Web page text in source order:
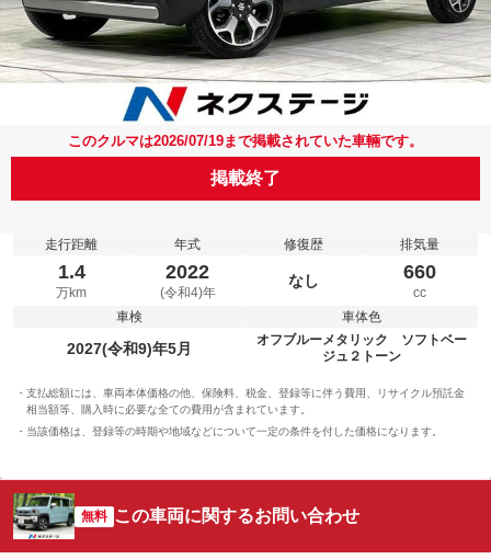
このクルマは2026/07/19まで掲載されていた車輛です。
掲載終了
走行距離
1.4
万km
年式
2022
(令和4)年
修復歴
なし
排気量
660
cc
車検
2027(令和9)年5月
車体色
オフブルーメタリック ソフトベー
ジュ２トーン
支払総額には、車両本体価格の他、保険料、税金、登録等に伴う費用、リサイクル預託金
相当額等、購入時に必要な全ての費用が含まれています。
当該価格は、登録等の時期や地域などについて一定の条件を付した価格になります。
無料 この車両に関するお問い合わせ